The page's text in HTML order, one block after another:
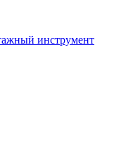
инструмент